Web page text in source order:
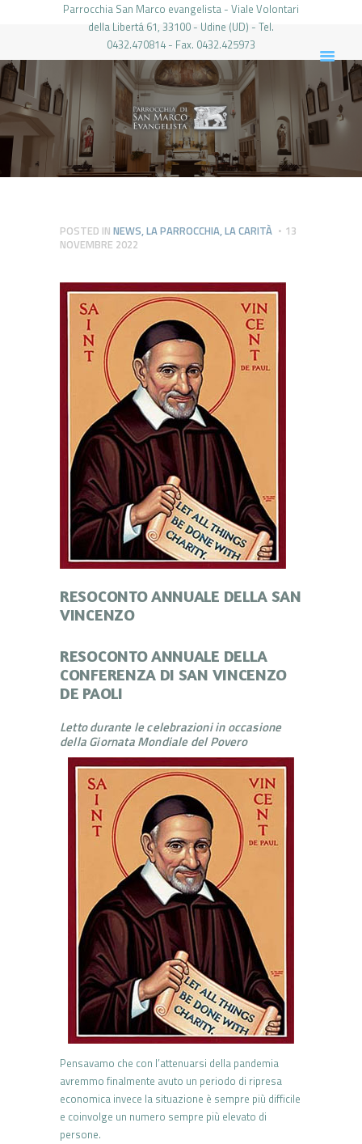
Parrocchia San Marco evangelista - Viale Volontari
della Libertá 61, 33100 - Udine (UD) - Tel.
0432.470814 - Fax. 0432.425973
PARROCCHIA DI SAN MARCO UDINE
HOME
LA PARROCCHIA
IL PARROCO
LE ATTIVITÀ
PIERABECH
FOTO E VIDEO
CONTATTI
LOGIN
POSTED IN NEWS,LA PARROCCHIA,LA CARITÀ
13
NOVEMBRE 2022
RESOCONTO ANNUALE DELLA SAN
VINCENZO
RESOCONTO ANNUALE DELLA
CONFERENZA DI SAN VINCENZO
DE PAOLI
Letto durante le celebrazioni in occasione
della Giornata Mondiale del Povero
Pensavamo che con l’attenuarsi della pandemia
avremmo finalmente avuto un periodo di ripresa
economica invece la situazione è sempre più difficile
e coinvolge un numero sempre più elevato di
persone.